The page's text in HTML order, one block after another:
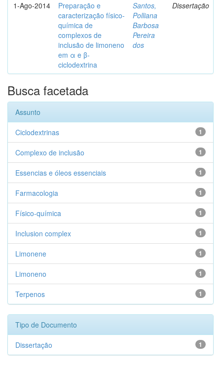
1-Ago-2014
Preparação e
caracterização físico-
química de
complexos de
inclusão de limoneno
em α e β-
ciclodextrina
Santos,
Polliana
Barbosa
Pereira
dos
Dissertação
Busca facetada
Assunto
1
Ciclodextrinas
1
Complexo de inclusão
1
Essencias e óleos essenciais
1
Farmacologia
1
Físico-química
1
Inclusion complex
1
Limonene
1
Limoneno
1
Terpenos
Tipo de Documento
1
Dissertação